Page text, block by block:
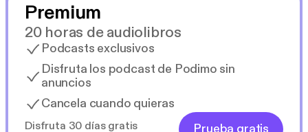
Premium
20 horas de audiolibros
Podcasts exclusivos
Disfruta los podcast de Podimo sin
anuncios
Cancela cuando quieras
Disfruta 30 días gratis